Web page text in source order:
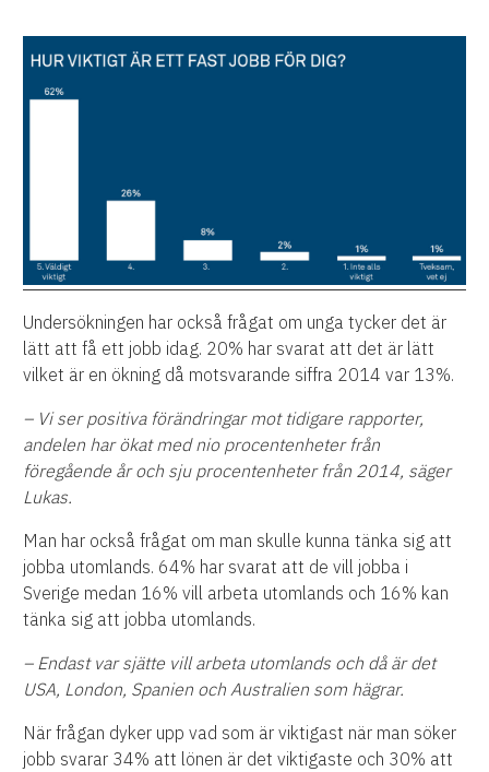
Undersökningen har också frågat om unga tycker det är
lätt att få ett jobb idag. 20% har svarat att det är lätt
vilket är en ökning då motsvarande siffra 2014 var 13%.
– Vi ser positiva förändringar mot tidigare rapporter,
andelen har ökat med nio procentenheter från
föregående år och sju procentenheter från 2014, säger
Lukas.
Man har också frågat om man skulle kunna tänka sig att
jobba utomlands. 64% har svarat att de vill jobba i
Sverige medan 16% vill arbeta utomlands och 16% kan
tänka sig att jobba utomlands.
– Endast var sjätte vill arbeta utomlands och då är det
USA, London, Spanien och Australien som hägrar.
När frågan dyker upp vad som är viktigast när man söker
jobb svarar 34% att lönen är det viktigaste och 30% att